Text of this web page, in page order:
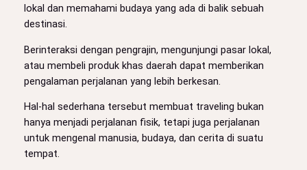
lokal dan memahami budaya yang ada di balik sebuah
destinasi.
Berinteraksi dengan pengrajin, mengunjungi pasar lokal,
atau membeli produk khas daerah dapat memberikan
pengalaman perjalanan yang lebih berkesan.
Hal-hal sederhana tersebut membuat traveling bukan
hanya menjadi perjalanan fisik, tetapi juga perjalanan
untuk mengenal manusia, budaya, dan cerita di suatu
tempat.